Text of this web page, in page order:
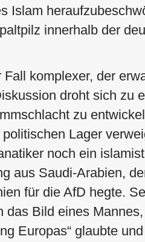
Islam
innerhalb der
komplexer, der
droht sich zu
zu
Lager
noch ein
aus Saudi-Arabien,
für die AfD hegte.
das Bild eines
Europas“ glaubte